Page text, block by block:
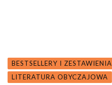
BESTSELLERY I ZESTAWIENIA
LITERATURA OBYCZAJOWA